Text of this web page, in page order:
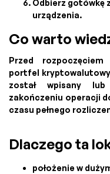
Odbierz gotówkę
urządzenia.
Co warto
Przed
portfel
został wpisany lub
zakończeniu operacji
czasu pełnego
Dlaczego ta
położenie w